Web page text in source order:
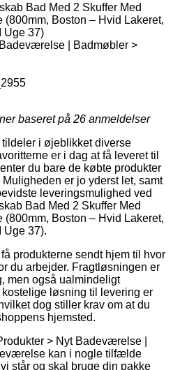
Bad Med 2 Skuffer Med
Boston – Hvid Lakeret,
Uge 37)
| Badmøbler >
baseret på 26 anmeldelser
i øjeblikket diverse
er i dag at få leveret til
du bare de købte produkter
er jo yderst let, samt
leveringsmulighed ved
Bad Med 2 Skuffer Med
Boston – Hvid Lakeret,
Uge 37).
produkterne sendt hjem til hvor
du arbejder. Fragtløsningen er
men også ualmindeligt
løsning til levering er
dog stiller krav om at du
hjemsted.
> Nyt Badeværelse |
kan i nogle tilfælde
står og skal bruge din pakke